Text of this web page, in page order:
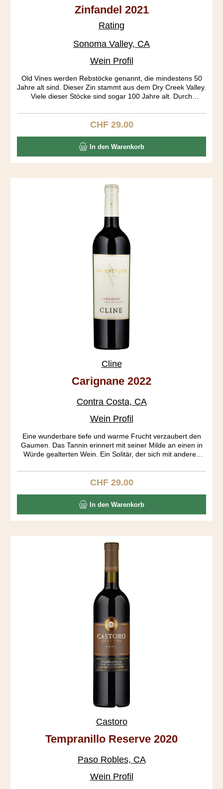
Zinfandel 2021
Rating
Sonoma Valley, CA
Wein Profil
Old Vines werden Rebstöcke genannt, die mindestens 50
Jahre alt sind. Dieser Zin stammt aus dem Dry Creek Valley.
Viele dieser Stöcke sind sogar 100 Jahre alt. Durch
kleinen Bäumen als dem klassischen Rebstock.
Bewässerung haben diese Stöcke nicht nötig, „dry farming“.
sehr konzentriert. Must have wine.
Regulärer Preis:
CHF 29.00
In den Warenkorb
Cline
Carignane 2022
Contra Costa, CA
Wein Profil
Eine wunderbare tiefe und warme Frucht verzaubert den
Gaumen. Das Tannin erinnert mit seiner Milde an einen in
Würde gealterten Wein. Ein Solitär, der sich mit anderen
aus Aragonien und wird dort auch Mazuelo genannt. Diese
Rebsorte fand im 18. Jahrhundert seine grösste Verbreitung
angebauten roten Rebsorten. Die über 100 Jahre alten
Rebstöcke dieses Weins stammen aus dem Oakley
Vineyard, der sich durch tiefe, sandige Böden auszeichnet,
Regulärer Preis:
CHF 29.00
In den Warenkorb
Castoro
Tempranillo Reserve 2020
Paso Robles, CA
Wein Profil